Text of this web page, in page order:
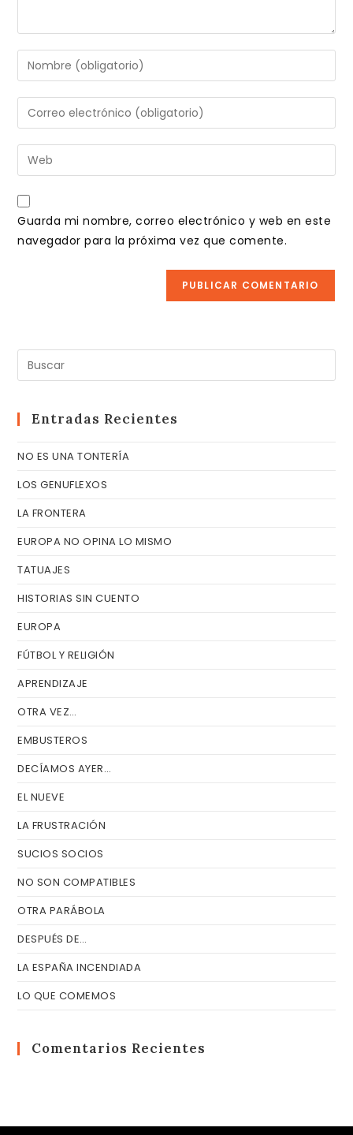
Introduce
tu
nombre
de
usuario
para
comentar
Introduce
tu
dirección
de
electrónico
para
comentar
Introduce
la
URL
de
Guarda mi nombre, correo electrónico y web en este
navegador para la próxima vez que comente.
Entradas Recientes
NO ES UNA TONTERÍA
LOS GENUFLEXOS
LA FRONTERA
EUROPA NO OPINA LO MISMO
TATUAJES
HISTORIAS SIN CUENTO
EUROPA
FÚTBOL Y RELIGIÓN
APRENDIZAJE
OTRA VEZ…
EMBUSTEROS
DECÍAMOS AYER…
EL NUEVE
LA FRUSTRACIÓN
SUCIOS SOCIOS
NO SON COMPATIBLES
OTRA PARÁBOLA
DESPUÉS DE…
LA ESPAÑA INCENDIADA
LO QUE COMEMOS
Comentarios Recientes